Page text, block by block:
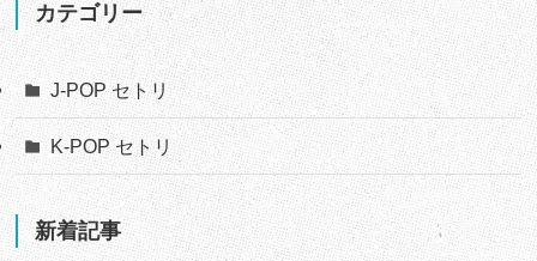
カテゴリー
J-POP セトリ
K-POP セトリ
新着記事